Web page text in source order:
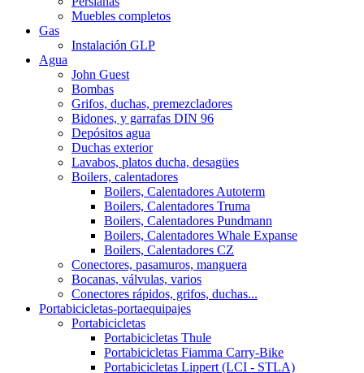
Muebles completos
Gas
Instalación GLP
Agua
John Guest
Bombas
Grifos, duchas, premezcladores
Bidones, y garrafas DIN 96
Depósitos agua
Duchas exterior
Lavabos, platos ducha, desagües
Boilers, calentadores
Boilers, Calentadores Autoterm
Boilers, Calentadores Truma
Boilers, Calentadores Pundmann
Boilers, Calentadores Whale Expanse
Boilers, Calentadores CZ
Conectores, pasamuros, manguera
Bocanas, válvulas, varios
Conectores rápidos, grifos, duchas...
Portabicicletas-portaequipajes
Portabicicletas
Portabicicletas Thule
Portabicicletas Fiamma Carry-Bike
Portabicicletas Lippert (LCI - STLA)